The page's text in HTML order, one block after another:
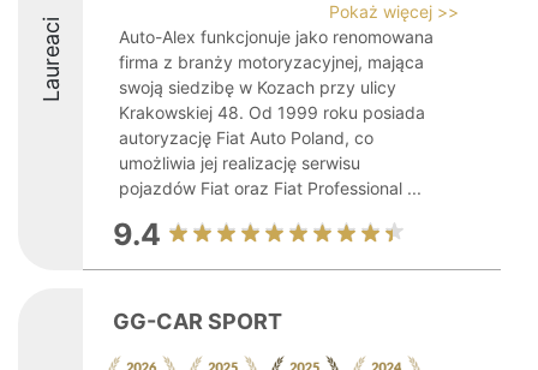
Laureaci
Pokaż więcej >>
Auto-Alex funkcjonuje jako renomowana
firma z branży motoryzacyjnej, mająca
swoją siedzibę w Kozach przy ulicy
Krakowskiej 48. Od 1999 roku posiada
autoryzację Fiat Auto Poland, co
umożliwia jej realizację serwisu
pojazdów Fiat oraz Fiat Professional ...
9.4
GG-CAR SPORT